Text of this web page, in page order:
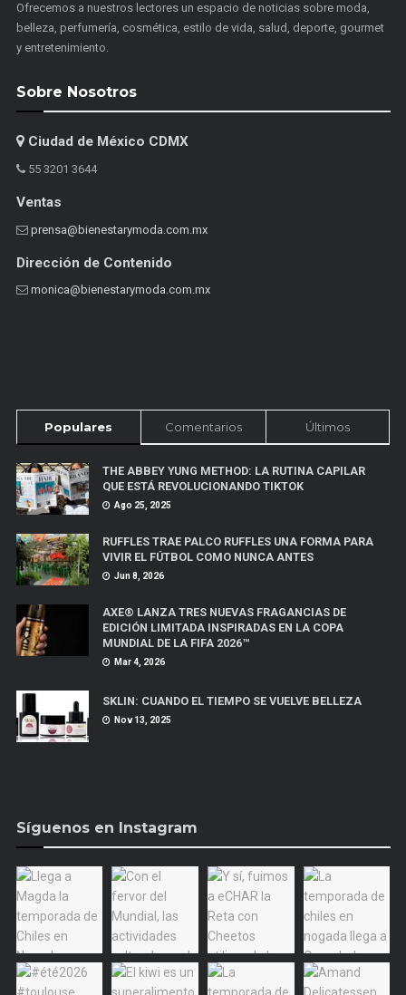
Ofrecemos a nuestros lectores un espacio de noticias sobre moda,
belleza, perfumería, cosmética, estilo de vida, salud, deporte, gourmet
y entretenimiento.
Sobre Nosotros
Ciudad de México CDMX
55 3201 3644
Ventas
prensa@bienestarymoda.com.mx
Dirección de Contenido
monica@bienestarymoda.com.mx
Populares Comentarios Últimos
THE ABBEY YUNG METHOD: LA RUTINA CAPILAR
QUE ESTÁ REVOLUCIONANDO TIKTOK
Ago 25, 2025
RUFFLES TRAE PALCO RUFFLES UNA FORMA PARA
VIVIR EL FÚTBOL COMO NUNCA ANTES
Jun 8, 2026
AXE® LANZA TRES NUEVAS FRAGANCIAS DE
EDICIÓN LIMITADA INSPIRADAS EN LA COPA
MUNDIAL DE LA FIFA 2026™
Mar 4, 2026
SKLIN: CUANDO EL TIEMPO SE VUELVE BELLEZA
Nov 13, 2025
Síguenos en Instagram